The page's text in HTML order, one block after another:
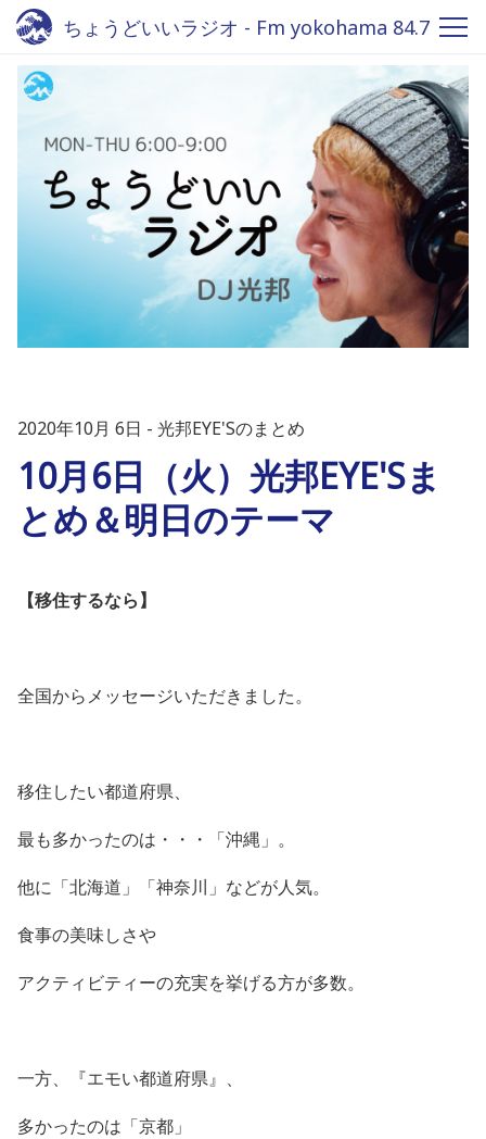
ちょうどいいラジオ - Fm yokohama 84.7
2020年10月 6日 光邦EYE'Sのまとめ
10月6日（火）光邦EYE'Sま
とめ＆明日のテーマ
【移住するなら】
全国からメッセージいただきました。
移住したい都道府県、
最も多かったのは・・・「沖縄」。
他に「北海道」「神奈川」などが人気。
食事の美味しさや
アクティビティーの充実を挙げる方が多数。
一方、『エモい都道府県』、
多かったのは「京都」